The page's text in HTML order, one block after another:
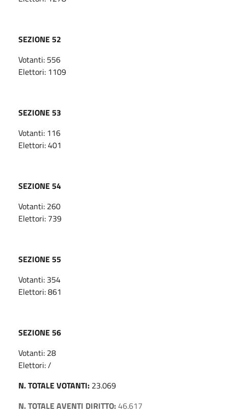
SEZIONE 52
Votanti: 556
Elettori: 1109
SEZIONE 53
Votanti: 116
Elettori: 401
SEZIONE 54
Votanti: 260
Elettori: 739
SEZIONE 55
Votanti: 354
Elettori: 861
SEZIONE 56
Votanti: 28
Elettori: /
N. TOTALE VOTANTI: 23.069
N. TOTALE AVENTI DIRITTO:46.617